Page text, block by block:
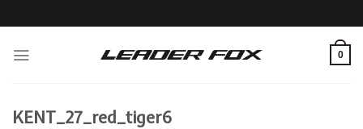
to
0
KENT_27_red_tiger6